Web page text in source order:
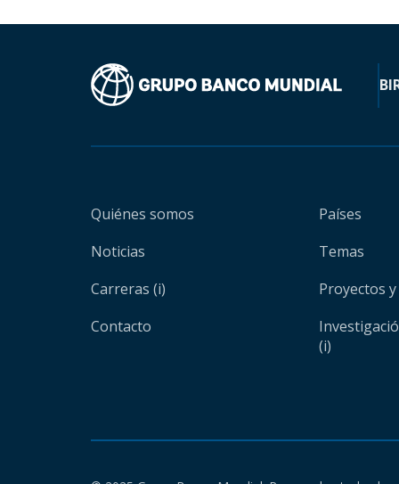
Quiénes somos
Noticias
Carreras (i)
Contacto
Países
Temas
Proyectos
(i)